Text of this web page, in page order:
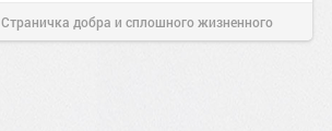
Страничка добра и сплошного жизненного